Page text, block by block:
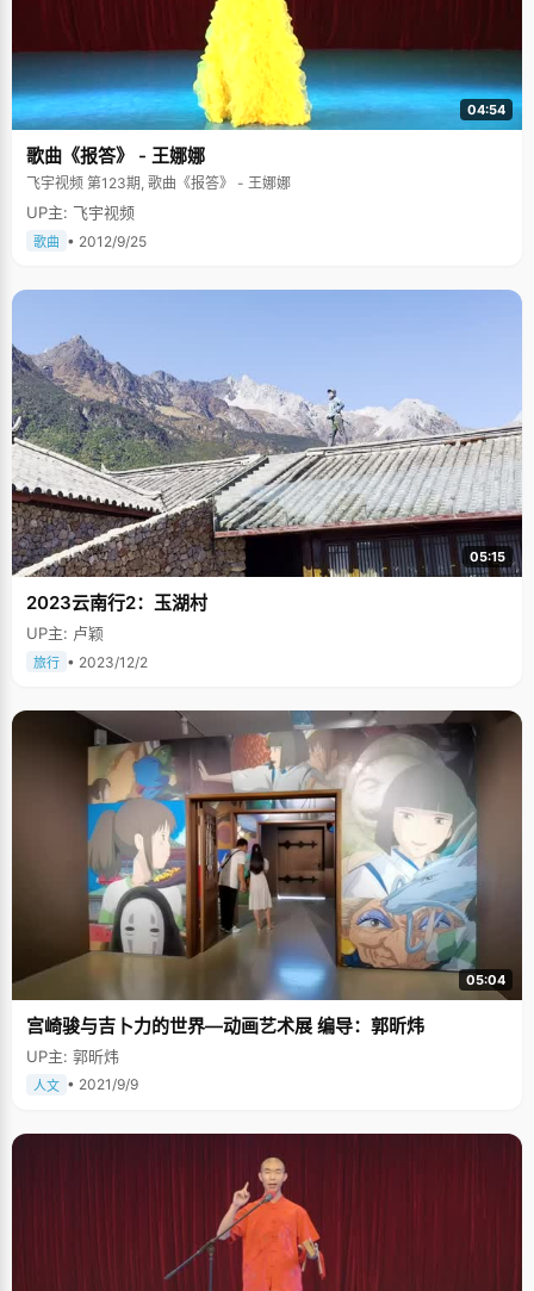
04:54
歌曲《报答》 - 王娜娜
飞宇视频 第123期, 歌曲《报答》 - 王娜娜
UP主: 飞宇视频
歌曲 • 2012/9/25
05:15
2023云南行2：玉湖村
UP主: 卢颖
旅行 • 2023/12/2
05:04
宫崎骏与吉卜力的世界—动画艺术展 编导：郭昕炜
UP主: 郭昕炜
人文 • 2021/9/9